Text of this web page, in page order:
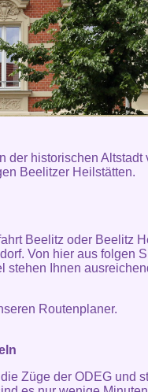
der historischen Altstadt
Beelitzer Heilstätten.
Beelitz oder Beelitz
Von hier aus folgen
stehen Ihnen
Routenplaner.
Züge der ODEG und